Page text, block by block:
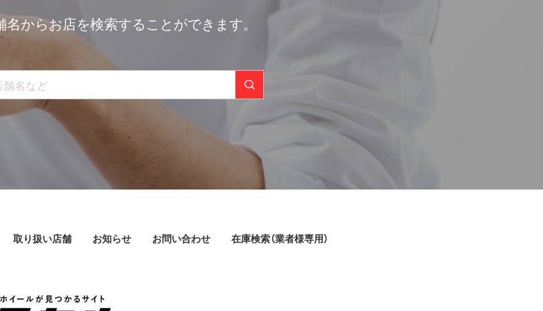
名からお店を検索することができます。
取り扱い店舗 お知らせ お問い合わせ 在庫検索（業者様専用）